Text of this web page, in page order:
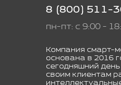
8 (800) 511-
пн-пт: с 9:00 -
Компания смарт-
основана в 2016
сегодняшний
своим клиентам